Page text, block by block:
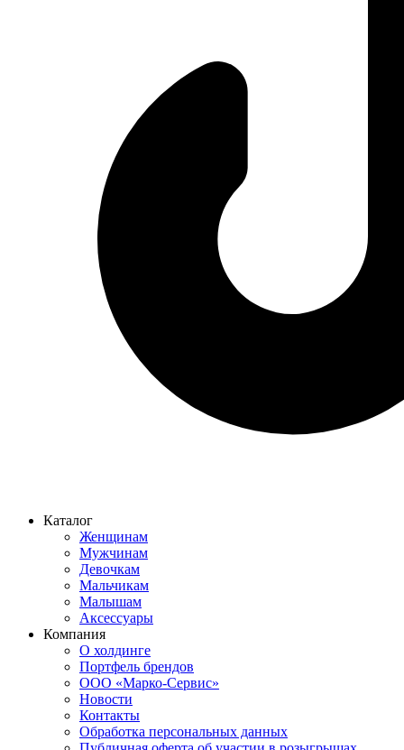
Каталог
Женщинам
Мужчинам
Девочкам
Мальчикам
Малышам
Аксессуары
Компания
О холдинге
Портфель брендов
ООО «Марко-Сервис»
Новости
Контакты
Обработка персональных данных